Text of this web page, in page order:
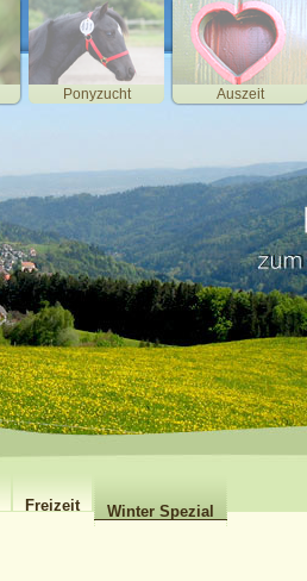
Ponyzucht Auszeit
Freizeit Winter Spezial